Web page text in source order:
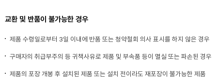
교환 및 반품이 불가능한 경우
제품 수령일로부터 3일 이내에 반품 또는 청약철회 의사 표시를 하지 않은 경우
구매자의 취급부주의 등 귀책사유로 제품 및 부속품 등이 멸실 또는 파손된 경우
제품의 포장 개봉 후 설치된 제품 또는 설치 전이라도 재포장이 불가능한 제품